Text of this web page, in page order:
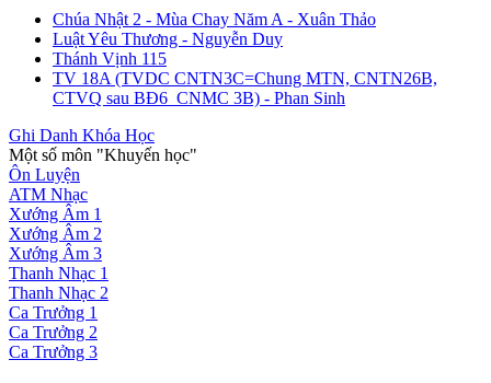
Chúa Nhật 2 - Mùa Chay Năm A - Xuân Thảo
Luật Yêu Thương - Nguyễn Duy
Thánh Vịnh 115
TV 18A (TVDC CNTN3C=Chung MTN, CNTN26B,
CTVQ sau BĐ6_CNMC 3B) - Phan Sinh
Ghi Danh Khóa Học
Một số môn "Khuyến học"
Ôn Luyện
ATM Nhạc
Xướng Âm 1
Xướng Âm 2
Xướng Âm 3
Thanh Nhạc 1
Thanh Nhạc 2
Ca Trưởng 1
Ca Trưởng 2
Ca Trưởng 3